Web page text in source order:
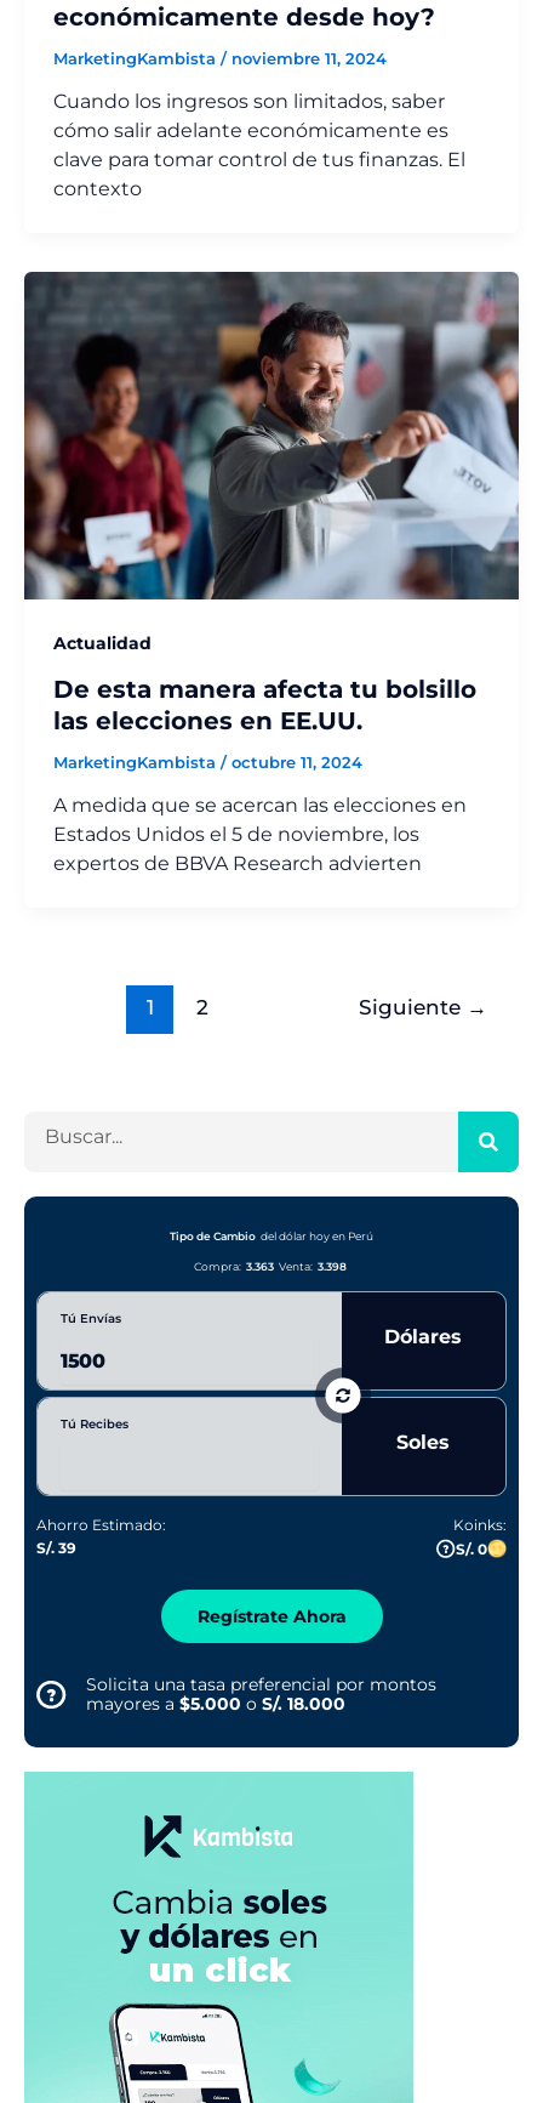
económicamente desde hoy?
MarketingKambista / noviembre 11, 2024
Cuando los ingresos son limitados, saber
cómo salir adelante económicamente es
clave para tomar control de tus finanzas. El
contexto
Actualidad
De esta manera afecta tu bolsillo
las elecciones en EE.UU.
MarketingKambista /octubre 11, 2024
A medida que se acercan las elecciones en
Estados Unidos el 5 de noviembre, los
expertos de BBVA Research advierten
1 2 Siguiente →
c
Tipo de Cambio del dólar hoy en Perú
Compra: 3.363 Venta: 3.398
Tú Envías
Dólares
Tú Recibes
Soles
Ahorro Estimado:
S/. 39
Koinks:
S/. 0
Regístrate Ahora
Solicita una tasa preferencial por montos
mayores a $5.000 o S/. 18.000